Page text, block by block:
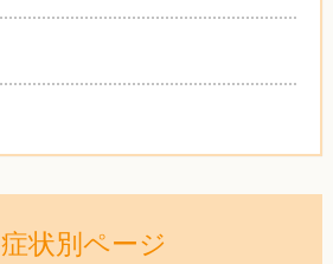
症状別ページ